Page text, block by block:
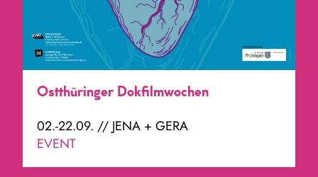
Ostthüringer Dokfilmwochen
02.-22.09. // JENA + GERA
EVENT